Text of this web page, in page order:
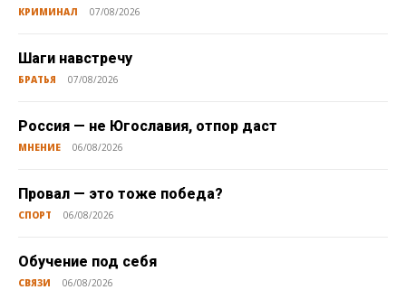
КРИМИНАЛ 07/08/2026
Шаги навстречу
БРАТЬЯ 07/08/2026
Россия — не Югославия, отпор даст
МНЕНИЕ 06/08/2026
Провал — это тоже победа?
СПОРТ 06/08/2026
Обучение под себя
СВЯЗИ 06/08/2026